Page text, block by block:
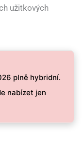
užitkových
plně hybridní.
nabízet jen